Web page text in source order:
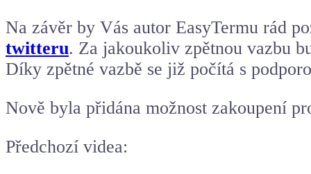
Na závěr by Vás autor EasyTermu rád
twitteru. Za jakoukoliv zpětnou vazbu
Díky zpětné vazbě se již počítá s
Nově byla přidána možnost zakoupení
Předchozí videa: